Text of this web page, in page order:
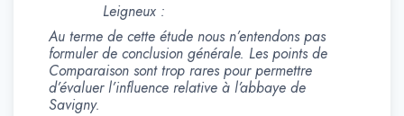
Leigneux :
Au terme de cette étude nous n’entendons pas
formuler de conclusion générale. Les points de
Comparaison sont trop rares pour permettre
d’évaluer l’influence relative à l’abbaye de
Savigny.